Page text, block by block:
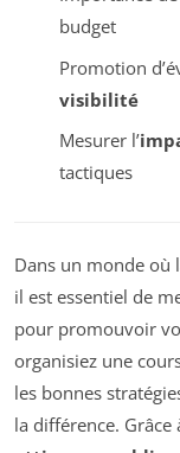
budget
Promotion
visibilité
Mesurer l’
tactiques
Dans un monde où
il est essentiel de
pour promouvoir
organisiez une
les bonnes
la différence.